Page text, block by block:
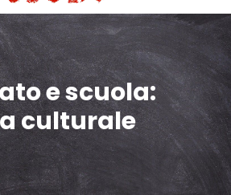
e scuola:
culturale